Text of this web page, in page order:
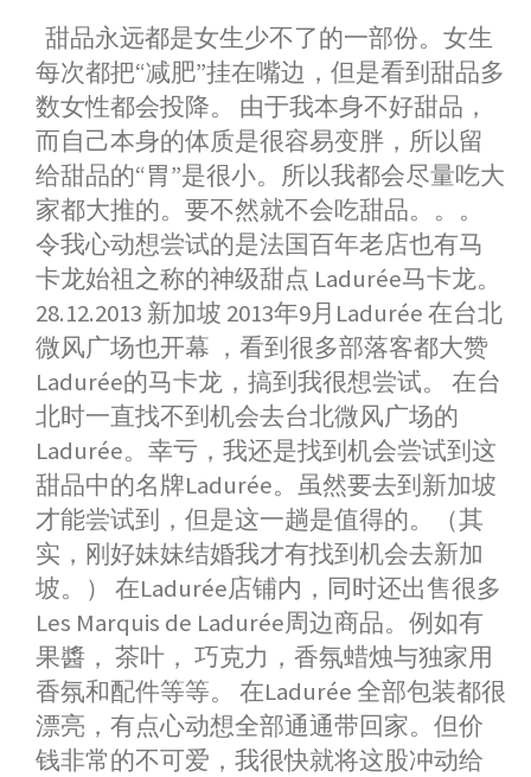
c
e
b
o
o
k
s
s
n
g
e
r
a
t
s
A
p
e
i
t
t
e
r
n
a
W
i
b
o
r
e
甜品永远都是女生少不了的一部份。女生
每次都把“减肥”挂在嘴边，但是看到甜品多
数女性都会投降。 由于我本身不好甜品，
而自己本身的体质是很容易变胖，所以留
给甜品的“胃”是很小。所以我都会尽量吃大
家都大推的。要不然就不会吃甜品。。。
令我心动想尝试的是法国百年老店也有马
卡龙始祖之称的神级甜点 Ladurée马卡龙。
28.12.2013 新加坡 2013年9月Ladurée 在台北
微风广场也开幕 ，看到很多部落客都大赞
Ladurée的马卡龙，搞到我很想尝试。 在台
北时一直找不到机会去台北微风广场的
Ladurée。幸亏，我还是找到机会尝试到这
甜品中的名牌Ladurée。虽然要去到新加坡
才能尝试到，但是这一趟是值得的。（其
实，刚好妹妹结婚我才有找到机会去新加
坡。） 在Ladurée店铺内，同时还出售很多
Les Marquis de Ladurée周边商品。例如有
果醬， 茶叶， 巧克力，香氛蜡烛与独家用
香氛和配件等等。 在Ladurée 全部包装都很
漂亮，有点心动想全部通通带回家。但价
钱非常的不可爱，我很快就将这股冲动给